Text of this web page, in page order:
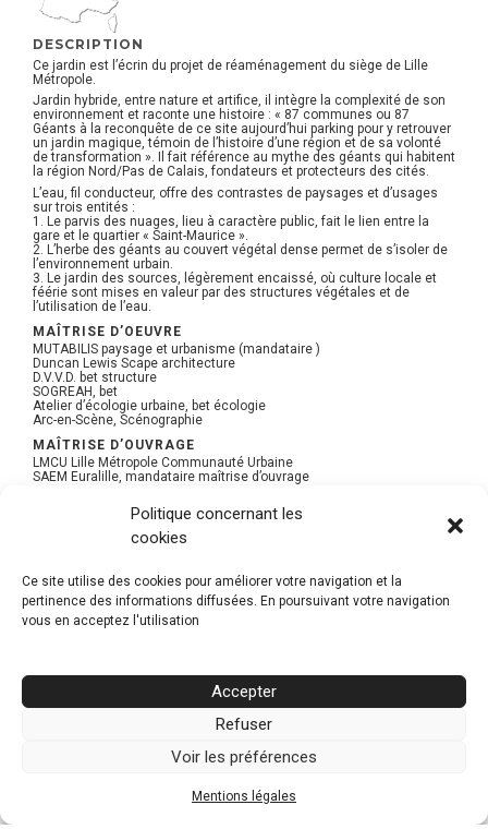
Politique concernant les
cookies
Ce site utilise des cookies pour améliorer votre navigation et la
pertinence des informations diffusées. En poursuivant votre navigation
vous en acceptez l'utilisation
Accepter
Refuser
Voir les préférences
Mentions légales
DESCRIPTION
Ce jardin est l’écrin du projet de réaménagement du siège de Lille
Métropole.
Jardin hybride, entre nature et artifice, il intègre la complexité de son
environnement et raconte une histoire : « 87 communes ou 87
Géants à la reconquête de ce site aujourd’hui parking pour y retrouver
un jardin magique, témoin de l’histoire d’une région et de sa volonté
de transformation ». Il fait référence au mythe des géants qui habitent
la région Nord/Pas de Calais, fondateurs et protecteurs des cités.
L’eau, fil conducteur, offre des contrastes de paysages et d’usages
sur trois entités :
1. Le parvis des nuages, lieu à caractère public, fait le lien entre la
gare et le quartier « Saint-Maurice ».
2. L’herbe des géants au couvert végétal dense permet de s’isoler de
l’environnement urbain.
3. Le jardin des sources, légèrement encaissé, où culture locale et
féérie sont mises en valeur par des structures végétales et de
l’utilisation de l’eau.
MAÎTRISE D’OEUVRE
MUTABILIS paysage et urbanisme (mandataire )
Duncan Lewis Scape architecture
D.V.V.D. bet structure
SOGREAH, bet
Atelier d’écologie urbaine, bet écologie
Arc-en-Scène, Scénographie
MAÎTRISE D’OUVRAGE
LMCU Lille Métropole Communauté Urbaine
SAEM Euralille, mandataire maîtrise d’ouvrage
Mission de base + EXE + Synthèse + Mobilier
ETAT DU PROJET
de la Culture
BUDGET
5,5 M€ HT